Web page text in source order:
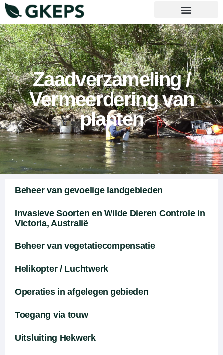
Zaadverzameling /
Vermeerdering van
planten
Beheer van gevoelige landgebieden
Invasieve Soorten en Wilde Dieren Controle in
Victoria, Australië
Beheer van vegetatiecompensatie
Helikopter / Luchtwerk
Operaties in afgelegen gebieden
Toegang via touw
Uitsluiting Hekwerk